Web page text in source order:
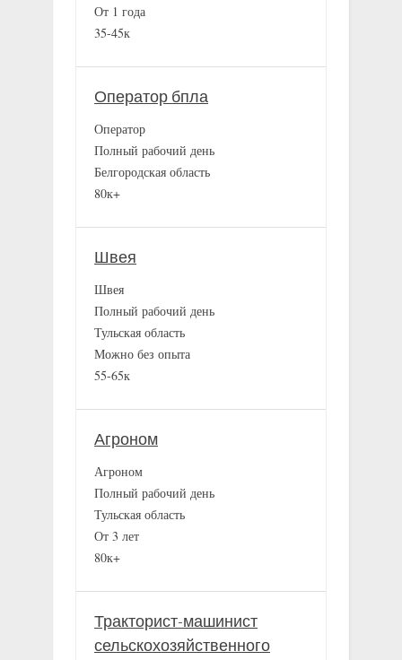
От 1 года
35-45к
Оператор бпла
Оператор
Полный рабочий день
Белгородская область
80к+
Швея
Швея
Полный рабочий день
Тульская область
Можно без опыта
55-65к
Агроном
Агроном
Полный рабочий день
Тульская область
От 3 лет
80к+
Тракторист-машинист
сельскохозяйственного